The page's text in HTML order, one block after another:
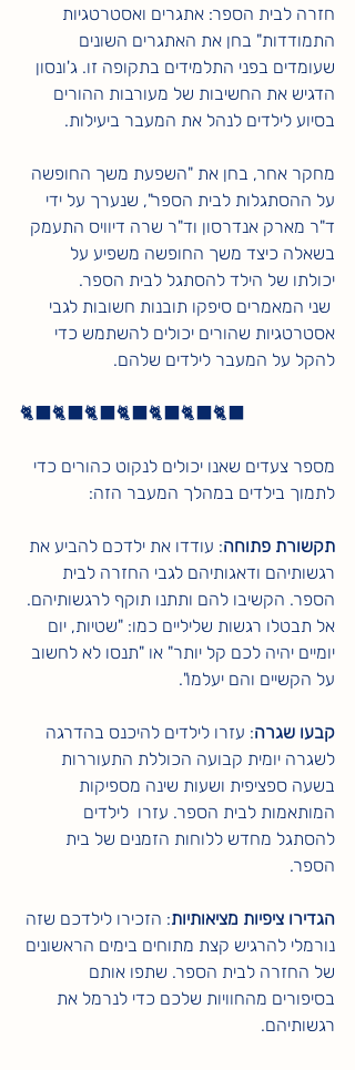
חזרה לבית הספר: אתגרים ואסטרטגיות
התמודדות" בחן את האתגרים השונים
שעומדים בפני התלמידים בתקופה זו. ג'ונסון
הדגיש את החשיבות של מעורבות ההורים
בסיוע לילדים לנהל את המעבר ביעילות.
מחקר אחר, בחן את "השפעת משך החופשה
על ההסתגלות לבית הספר", שנערך על ידי
ד"ר מארק אנדרסון וד"ר שרה דיוויס התעמק
בשאלה כיצד משך החופשה משפיע על
יכולתו של הילד להסתגל לבית הספר.
שני המאמרים סיפקו תובנות חשובות לגבי
אסטרטגיות שהורים יכולים להשתמש כדי
להקל על המעבר לילדים שלהם.
🐈‍⬛🐈‍⬛🐈‍⬛🐈‍⬛🐈‍⬛🐈‍⬛🐈‍⬛
מספר צעדים שאנו יכולים לנקוט כהורים כדי
לתמוך בילדים במהלך המעבר הזה:
תקשורת פתוחה: עודדו את ילדכם להביע את
רגשותיהם ודאגותיהם לגבי החזרה לבית
הספר. הקשיבו להם ותתנו תוקף לרגשותיהם.
אל תבטלו רגשות שליליים כמו: "שטיות, יום
יומיים יהיה לכם קל יותר" או "תנסו לא לחשוב
על הקשיים והם יעלמו".
קבעו שגרה: עזרו לילדים להיכנס בהדרגה
לשגרה יומית קבועה הכוללת התעוררות
בשעה ספציפית ושעות שינה מספיקות
המותאמות לבית הספר. עזרו  לילדים
להסתגל מחדש ללוחות הזמנים של בית
הספר.
הגדירו ציפיות מציאותיות: הזכירו לילדכם שזה
נורמלי להרגיש קצת מתוחים בימים הראשונים
של החזרה לבית הספר. שתפו אותם
בסיפורים מהחוויות שלכם כדי לנרמל את
רגשותיהם.